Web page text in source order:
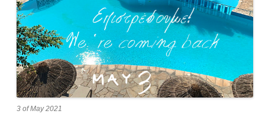
3 of May 2021